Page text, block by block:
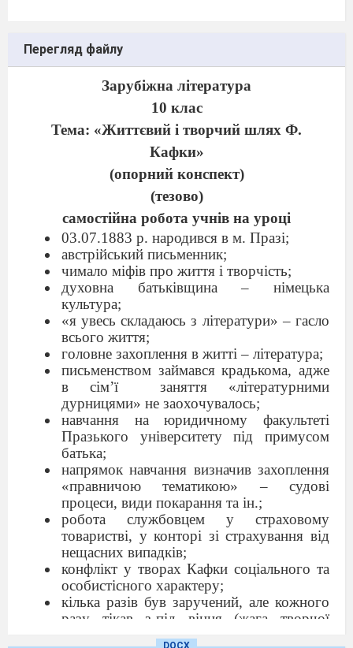
Перегляд файлу
Зарубіжна література
10 клас
Тема: «Життєвий і творчий шлях Ф.
Кафки»
(опорний конспект)
(тезово)
самостійна робота учнів на уроці
03.07.1883 р. народився в м. Празі;
австрійський письменник;
чимало міфів про життя і творчість;
духовна батьківщина – німецька
культура;
«я увесь складаюсь з літератури» – гасло
всього життя;
головне захоплення в житті – література;
письменством займався крадькома, адже
в сім’ї
заняття «літературними
дурницями» не заохочувалось;
навчання на юридичному факультеті
Празького університету під примусом
батька;
напрямок навчання визначив захоплення
«правничою тематикою» – судові
процеси, види покарання та ін.;
робота службовцем у страховому
товаристві, у конторі зі страхування від
нещасних випадків;
конфлікт у творах Кафки соціального та
особистісного характеру;
кілька разів був заручений, але кожного
разу тікав з-під вінця (жага творчої
свободи сформувала звичку до
DOCX